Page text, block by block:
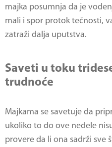
majka posumnja da je
mali i spor protok tečnosti,
zatraži dalja uputstva.
Saveti u toku
trudnoće
Majkama se savetuje da
ukoliko to do ove nedele
provere da li ona sadrži sve